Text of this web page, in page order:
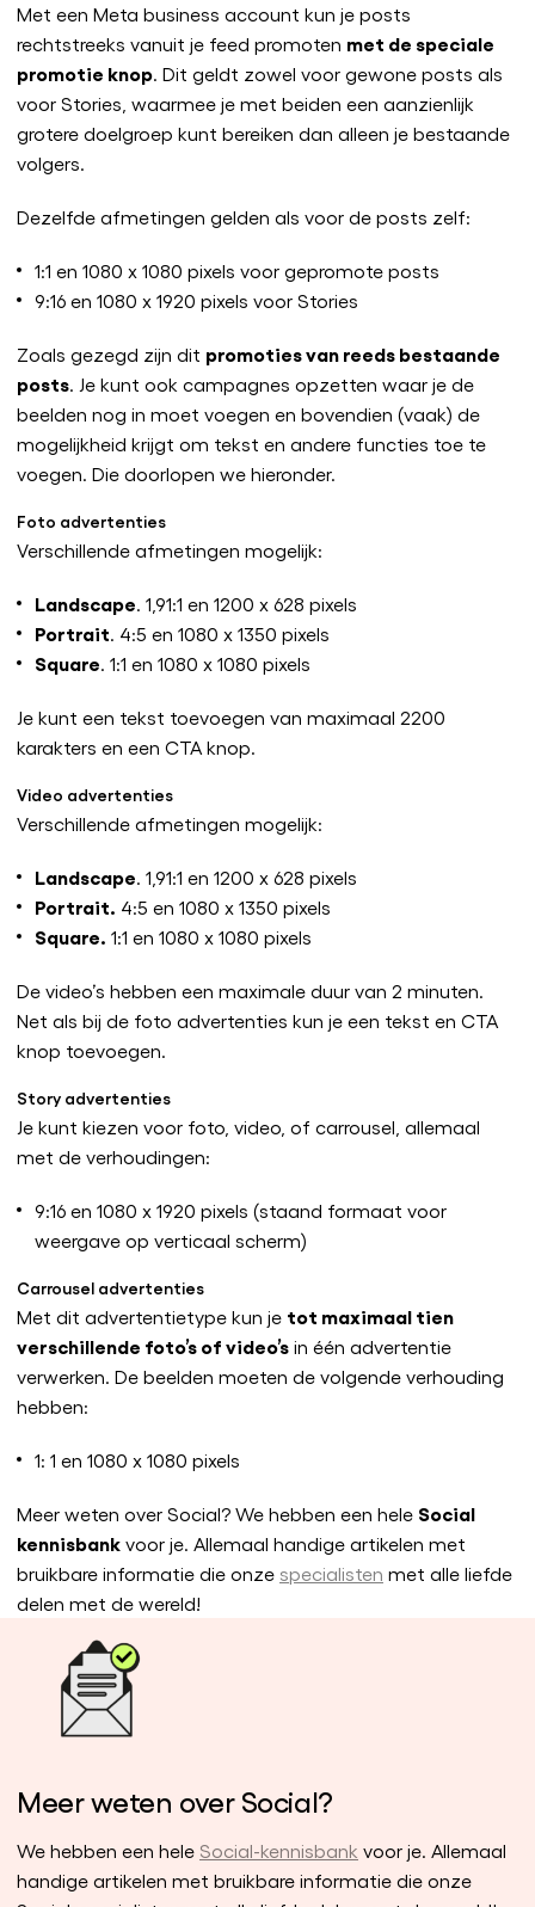
Met een Meta business account kun je posts
rechtstreeks vanuit je feed promoten met de speciale
promotie knop. Dit geldt zowel voor gewone posts als
voor Stories, waarmee je met beiden een aanzienlijk
grotere doelgroep kunt bereiken dan alleen je bestaande
volgers.
Dezelfde afmetingen gelden als voor de posts zelf:
1:1 en 1080 x 1080 pixels voor gepromote posts
9:16 en 1080 x 1920 pixels voor Stories
Zoals gezegd zijn dit promoties van reeds bestaande
posts. Je kunt ook campagnes opzetten waar je de
beelden nog in moet voegen en bovendien (vaak) de
mogelijkheid krijgt om tekst en andere functies toe te
voegen. Die doorlopen we hieronder.
Foto advertenties
Verschillende afmetingen mogelijk:
Landscape. 1,91:1 en 1200 x 628 pixels
Portrait. 4:5 en 1080 x 1350 pixels
Square. 1:1 en 1080 x 1080 pixels
Je kunt een tekst toevoegen van maximaal 2200
karakters en een CTA knop.
Video advertenties
Verschillende afmetingen mogelijk:
Landscape. 1,91:1 en 1200 x 628 pixels
Portrait. 4:5 en 1080 x 1350 pixels
Square. 1:1 en 1080 x 1080 pixels
De video’s hebben een maximale duur van 2 minuten.
Net als bij de foto advertenties kun je een tekst en CTA
knop toevoegen.
Story advertenties
Je kunt kiezen voor foto, video, of carrousel, allemaal
met de verhoudingen:
9:16 en 1080 x 1920 pixels (staand formaat voor
weergave op verticaal scherm)
Carrousel advertenties
Met dit advertentietype kun je tot maximaal tien
verschillende foto’s of video’s in één advertentie
verwerken. De beelden moeten de volgende verhouding
hebben:
1: 1 en 1080 x 1080 pixels
Meer weten over Social? We hebben een hele Social
kennisbank voor je. Allemaal handige artikelen met
bruikbare informatie die onze specialisten met alle liefde
delen met de wereld!
Meer weten over Social?
We hebben een hele Social-kennisbank voor je. Allemaal
handige artikelen met bruikbare informatie die onze